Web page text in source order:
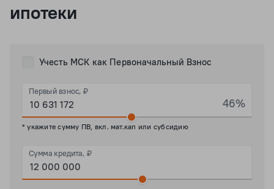
ипотеки
Учесть МСК как Первоначальный Взнос
Первый взнос, ₽
46%
* укажите сумму ПВ, вкл. мат.кап или субсидию
Сумма кредита, ₽